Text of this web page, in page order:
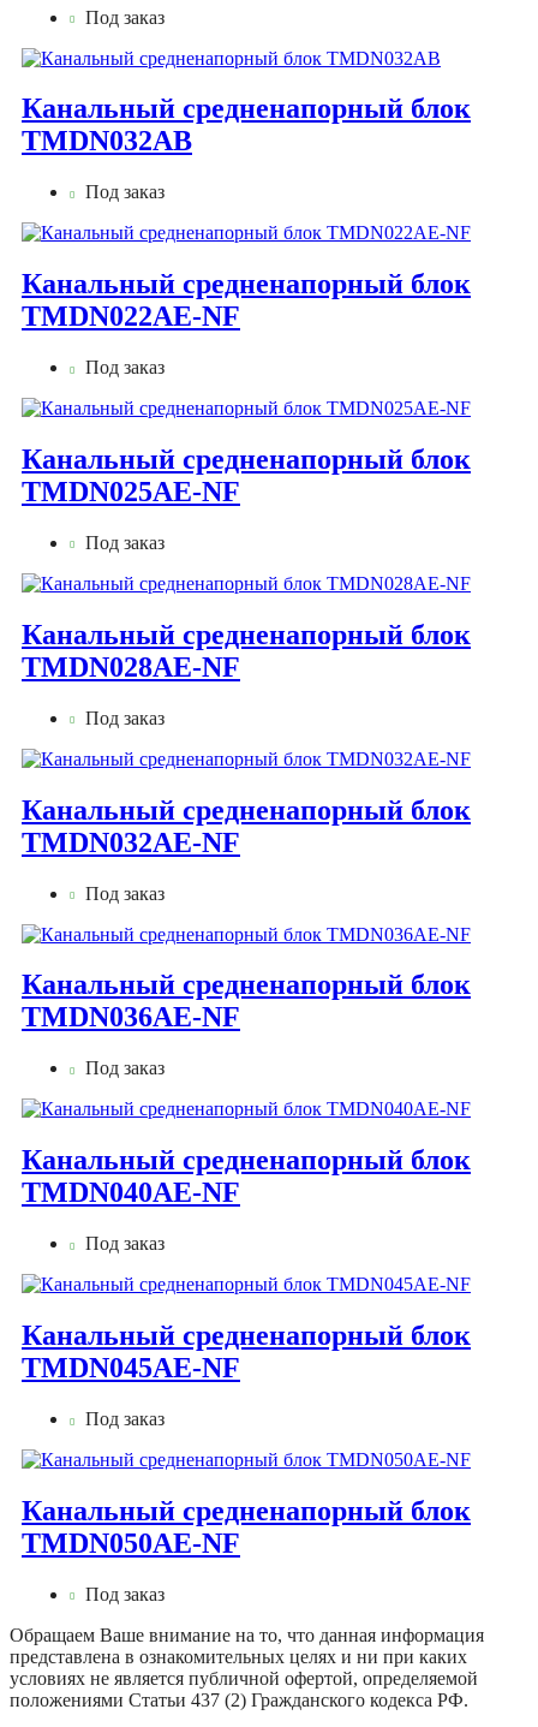
Под заказ
Канальный средненапорный блок
TMDN032AB
Под заказ
Канальный средненапорный блок
TMDN022AE-NF
Под заказ
Канальный средненапорный блок
TMDN025AE-NF
Под заказ
Канальный средненапорный блок
TMDN028AE-NF
Под заказ
Канальный средненапорный блок
TMDN032AE-NF
Под заказ
Канальный средненапорный блок
TMDN036AE-NF
Под заказ
Канальный средненапорный блок
TMDN040AE-NF
Под заказ
Канальный средненапорный блок
TMDN045AE-NF
Под заказ
Канальный средненапорный блок
TMDN050AE-NF
Под заказ
Обращаем Ваше внимание на то, что данная информация
представлена в ознакомительных целях и ни при каких
условиях не является публичной офертой, определяемой
положениями Статьи 437 (2) Гражданского кодекса РФ.